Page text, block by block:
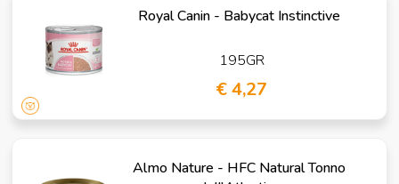
Royal Canin - Babycat Instinctive
195GR
€ 4,27
Almo Nature - HFC Natural Tonno